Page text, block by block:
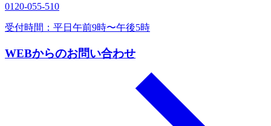
0120‐055‐510
受付時間：平日午前9時〜午後5時
WEBからのお問い合わせ